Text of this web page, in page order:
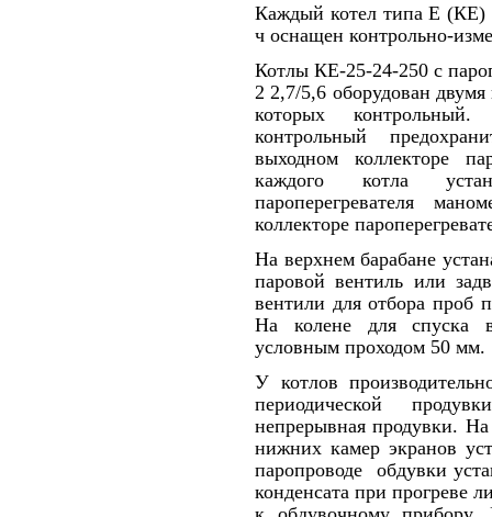
Каждый котел типа Е (КЕ)
ч оснащен кон­трольно-
Котлы КЕ-25-24-250 с
2 2,7/5,6 оборудован
которых
контрольный
выходном коллекторе
каждого котла
пароперегревателя
коллекторе
На верхнем барабане
паровой вен­тиль или
вентили для отбора проб
На ко­лене для спуска
условным проходом 50 мм.
У котлов
периодической
непрерыв­ная продувки.
нижних камер экранов
паропроводе обдувки
конденсата при прогреве